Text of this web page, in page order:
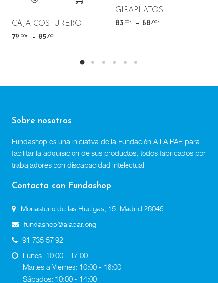
CAJA COSTURERO
79 ,00€ – 85 ,00€
GIRAPLATOS
83 ,00€ – 88 ,00€
Sobre nosotros
Fundashop es una iniciativa de la Fundación A LA PAR para
facilitar la adquisición de sus productos, todos fabricados por
trabajadores con discapacidad intelectual
Contacta con Fundashop
Monasterio de las Huelgas, 15. Madrid 28049
fundashop@alapar.ong
91 735 57 92
Lunes: 10:00 - 17:00
Martes a Viernes: 10:00 - 18:00
Sábados: 10:00 - 14:00